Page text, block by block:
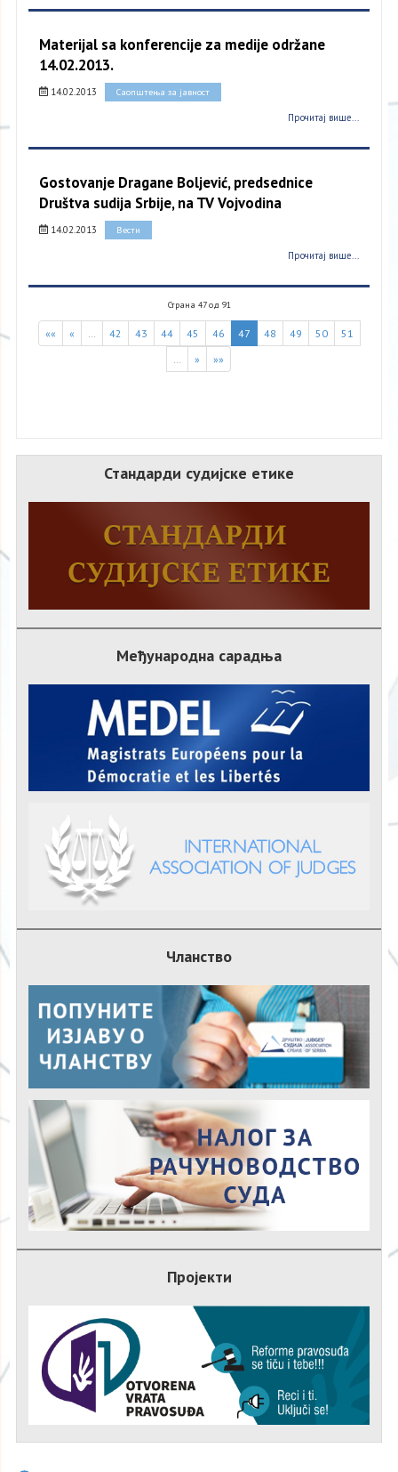
Materijal sa konferencije za medije održane
14.02.2013.
14.02.2013 Саопштења за јавност
Прочитај више...
Gostovanje Dragane Boljević, predsednice
Društva sudija Srbije, na TV Vojvodina
14.02.2013 Вести
Прочитај више...
Страна 47 од 91
«« « 42 43 44 45 46 47 48 49 50
51
» »»
Стандарди судијске етике
Међународна сарадња
Чланство
Пројекти